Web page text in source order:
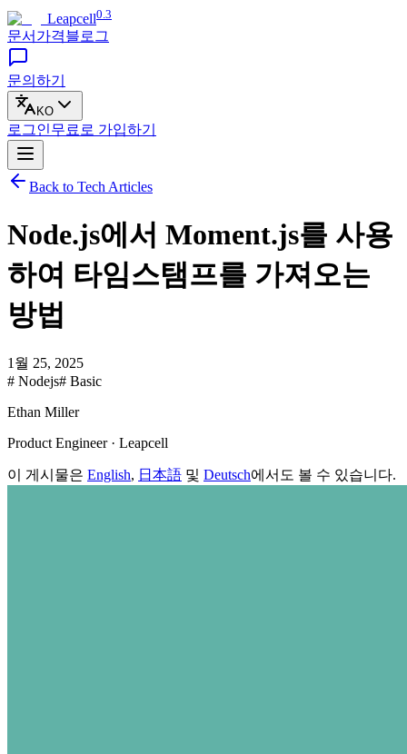
Leapcell0.3
문서 가격블로그
문의하기
KO
로그인무료로 가입하기
Back to Tech Articles
Node.js에서 Moment.js를 사용
하여 타임스탬프를 가져오는
방법
1월 25, 2025
# Nodejs# Basic
Ethan Miller
Product Engineer · Leapcell
이 게시물은 English, 日本語 및 Deutsch에서도 볼 수 있습니다.